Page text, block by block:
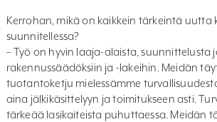
Kerrohan, mikä on kaikkein tärkeintä uutta
suunnitellessa?
– Työ on hyvin laaja-alaista, suunnittelusta
rakennussäädöksiin ja -lakeihin. Meidän
tuotantoketju mielessämme
aina jälkikäsittelyyn ja toimitukseen asti.
tärkeää lasikaiteista puhuttaessa. Meidän